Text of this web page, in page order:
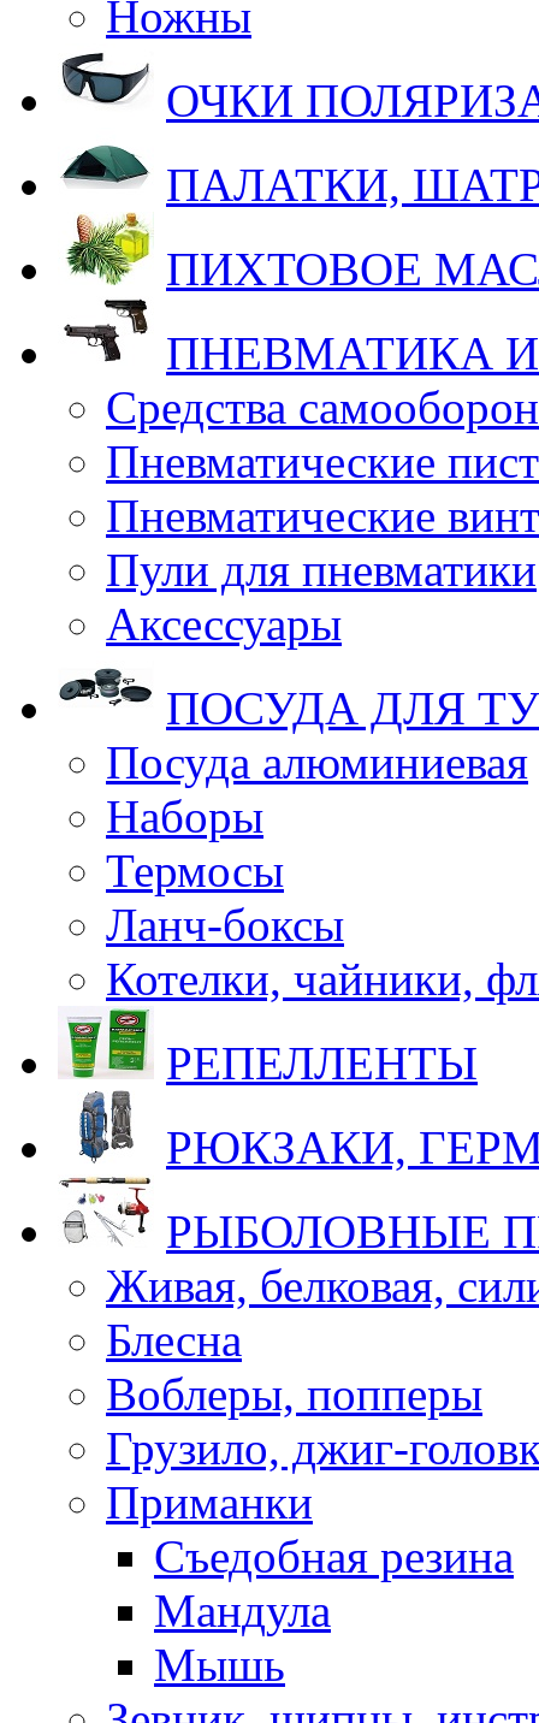
Ножны
ОЧКИ
ПАЛАТКИ,
ПИХТОВОЕ
ПНЕВМАТИКА
Средства
Пневматические
Пневматические
Пули для пневматики
Аксессуары
ПОСУДА ДЛЯ
Посуда алюминиевая
Наборы
Термосы
Ланч-боксы
Котелки, чайники,
РЕПЕЛЛЕНТЫ
РЮКЗАКИ,
РЫБОЛОВНЫЕ
Живая, белковая,
Блесна
Воблеры, попперы
Грузило, джиг-
Приманки
Съедобная резина
Мандула
Мышь